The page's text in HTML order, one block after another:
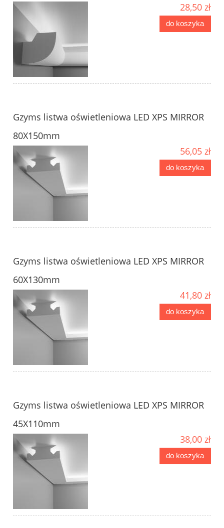
28,50 zł
do koszyka
Gzyms listwa oświetleniowa LED XPS MIRROR
80X150mm
56,05 zł
do koszyka
Gzyms listwa oświetleniowa LED XPS MIRROR
60X130mm
41,80 zł
do koszyka
Gzyms listwa oświetleniowa LED XPS MIRROR
45X110mm
38,00 zł
do koszyka